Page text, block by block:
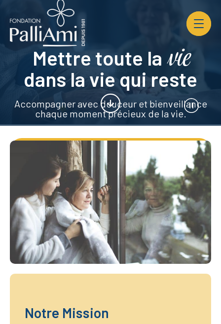
Ouvrir
la
du
Mettre toute la vie
dans la vie qui reste
Accompagner avec douceur et bienveillance
chaque moment précieux de la vie.
Devenir bénévole
Bouton
Lecture/
Notre Mission